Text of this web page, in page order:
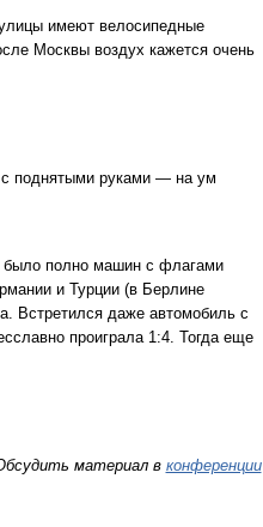
имеют велосипедные
Москвы воздух кажется очень
поднятыми руками — на ум
было полно машин с флагами
и Турции (в Берлине
Встретился даже автомобиль с
проиграла 1:4. Тогда еще
материал в конференции